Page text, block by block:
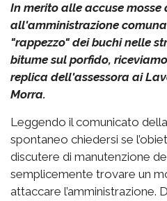
In merito alle accuse
all'amministrazione
"rappezzo" dei buchi nelle
bitume sul porfido,
replica dell'assessora ai
Morra.
Leggendo il comunicato
spontaneo chiedersi se
discutere di manutenzione
semplicemente trovare un
attaccare l’amministrazione.